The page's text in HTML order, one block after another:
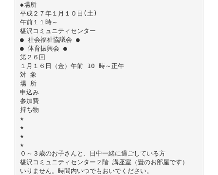
◆場所
平成２７年１月１０日(土)
午前１１時～
椹沢コミュニティセンター
● 社会福祉協議会 ●
● 体育振興会 ●
第２６回
１月１６日（金）午前 10 時～正午
対 象
場 所
申込み
参加費
持ち物
★
★
★
★
０～３歳のお子さんと、日中一緒に過ごしている方
椹沢コミュニティセンター２階 講座室（畳のお部屋です）
いりません。時間内いつでもおいでください。